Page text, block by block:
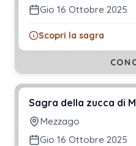
Gio 16 Ottobre 2025
Scopri la sagra
Sagra della zucca di
Mezzago
Gio 16 Ottobre 2025